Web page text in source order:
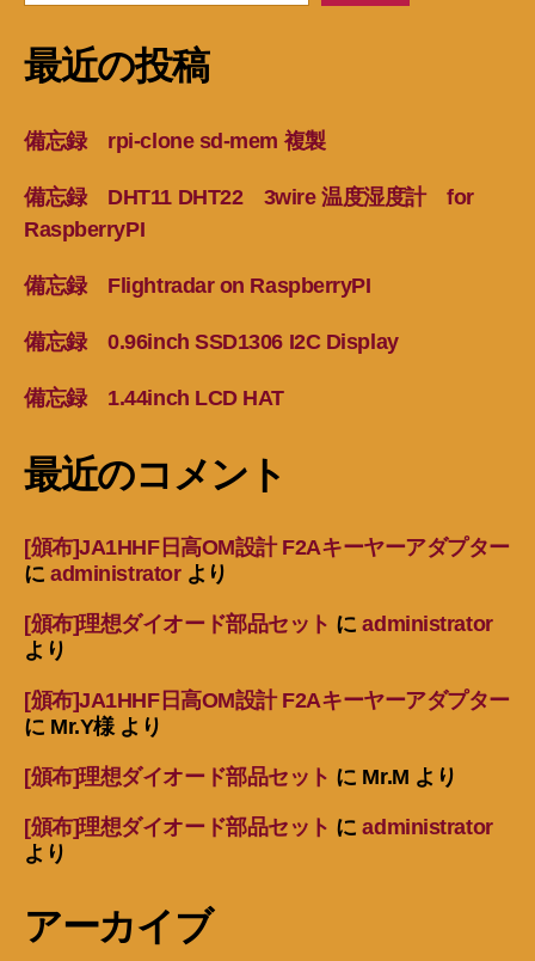
最近の投稿
備忘録 rpi-clone sd-mem 複製
備忘録 DHT11 DHT22 3wire 温度湿度計 for
RaspberryPI
備忘録 Flightradar on RaspberryPI
備忘録 0.96inch SSD1306 I2C Display
備忘録 1.44inch LCD HAT
最近のコメント
[頒布]JA1HHF日高OM設計 F2Aキーヤーアダプター
にadministratorより
[頒布]理想ダイオード部品セット にadministrator
より
[頒布]JA1HHF日高OM設計 F2Aキーヤーアダプター
に Mr.Y様より
[頒布]理想ダイオード部品セット に Mr.M より
[頒布]理想ダイオード部品セット にadministrator
より
アーカイブ